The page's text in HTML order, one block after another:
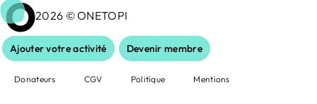
2026 © ONETOPI
Ajouter votre activité Devenir membre
Donateurs CGV Politique Mentions